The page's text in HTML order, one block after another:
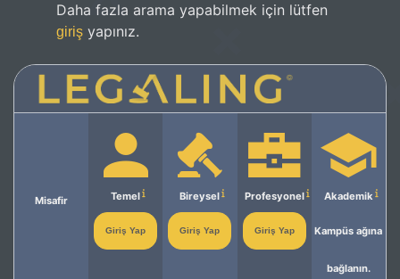
Daha fazla arama yapabilmek için lütfen
giriş yapınız.
Misafir Temel
Giriş Yap
Bireysel
Giriş Yap
Profesyonel
Giriş Yap
Akademik
Kampüs ağına
bağlanın.